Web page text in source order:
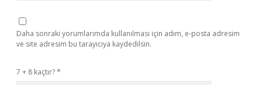
Daha sonraki yorumlarımda kullanılması için adım, e-posta adresim
ve site adresim bu tarayıcıya kaydedilsin.
7 + 8 kaçtır?*